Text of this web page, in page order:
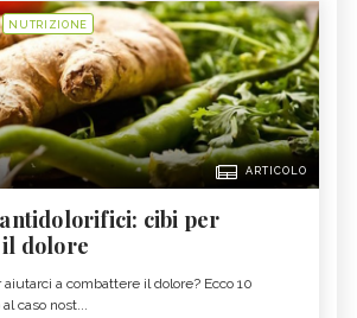
NUTRIZIONE
ARTICOLO
cibi per
dolore
a combattere il dolore? Ecco 10
caso nost...